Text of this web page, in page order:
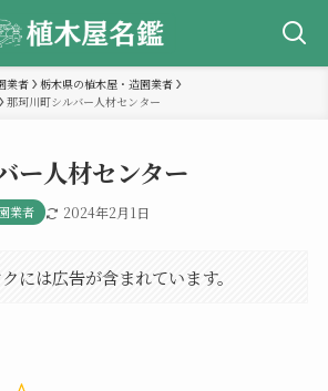
業者
栃木県の植木屋・造園業者
那珂川町シルバー人材センター
ー人材センター
業者 2024年2月1日
には広告が含まれています。